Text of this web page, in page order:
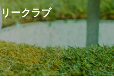
ークラブ